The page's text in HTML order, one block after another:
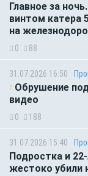
Главное за
винтом катера
на
0 88
31.07.2026 16:50
Обрушение
видео
0 188
31.07.2026 15:40
Подростка и
жестоко убили